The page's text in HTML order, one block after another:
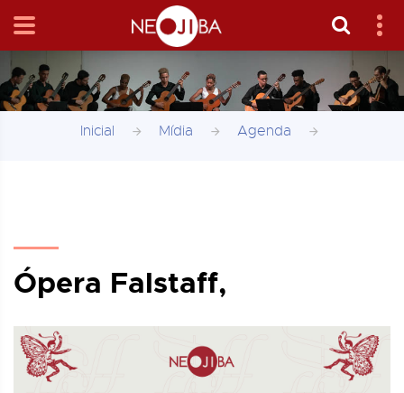
Inicial Mídia Agenda
Ópera Falstaff,